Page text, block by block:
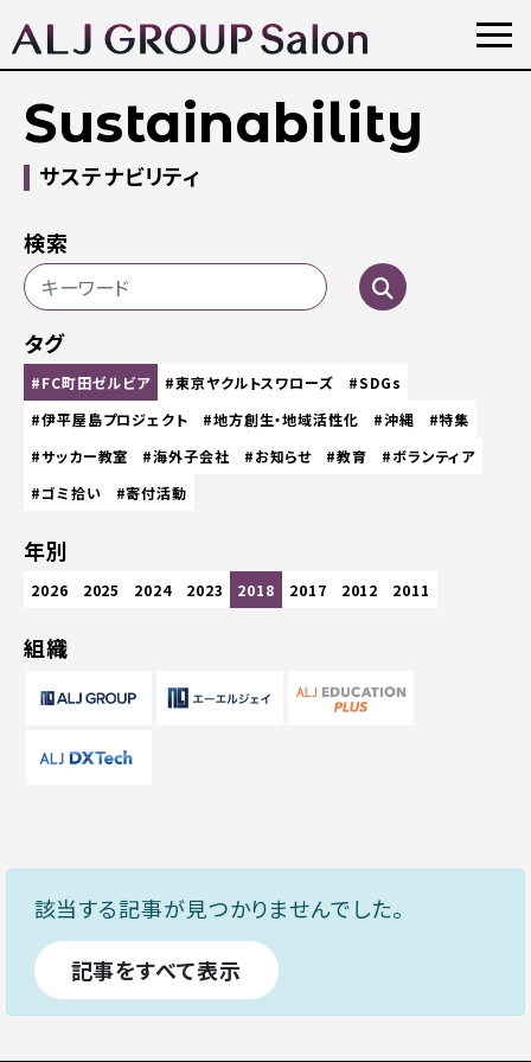
Sustainability
サステナビリティ
検索
タグ
#FC町田ゼルビア #東京ヤクルトスワローズ
#SDGs
#伊平屋島プロジェクト
#地方創生・地域活性化 #沖縄
#特集
#サッカー教室
#海外子会社 #お知らせ #教育
#ボランティア
#ゴミ拾い
#寄付活動
年別
2026 2025 2024 2023 2018 2017 2012 2011
組織
該当する記事が見つかりませんでした。
記事をすべて表示